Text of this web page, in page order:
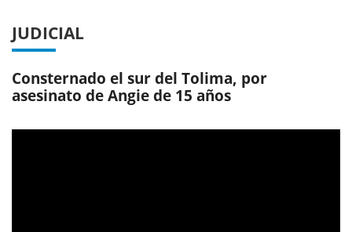
JUDICIAL
Consternado el sur del Tolima, por
asesinato de Angie de 15 años